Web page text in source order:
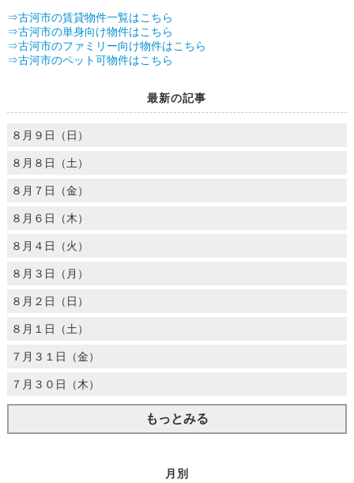
⇒古河市の賃貸物件一覧はこちら
⇒古河市の単身向け物件はこちら
⇒古河市のファミリー向け物件はこちら
⇒古河市のペット可物件はこちら
最新の記事
８月９日（日）
８月８日（土）
８月７日（金）
８月６日（木）
８月４日（火）
８月３日（月）
８月２日（日）
８月１日（土）
７月３１日（金）
７月３０日（木）
もっとみる
月別